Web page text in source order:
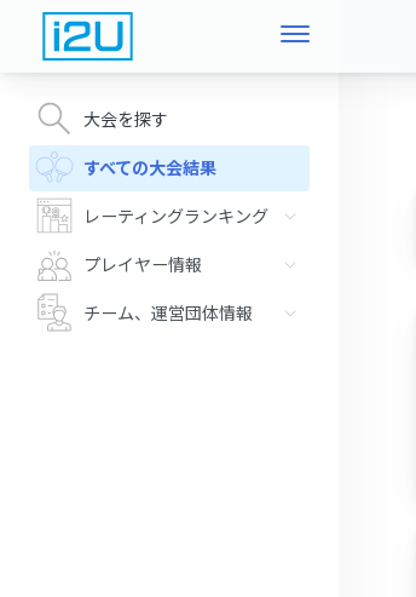
大会を探す
すべての大会結果
レーティングランキング
プレイヤー情報
チーム、運営団体情報